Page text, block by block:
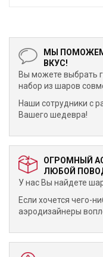
МЫ
ВКУС!
Вы можете выбрать
набор из шаров
Наши сотрудники с
Вашего шедевра!
ОГРОМНЫЙ
ЛЮБОЙ
У нас Вы найдете
Если хочется чего-
аэродизайнеры